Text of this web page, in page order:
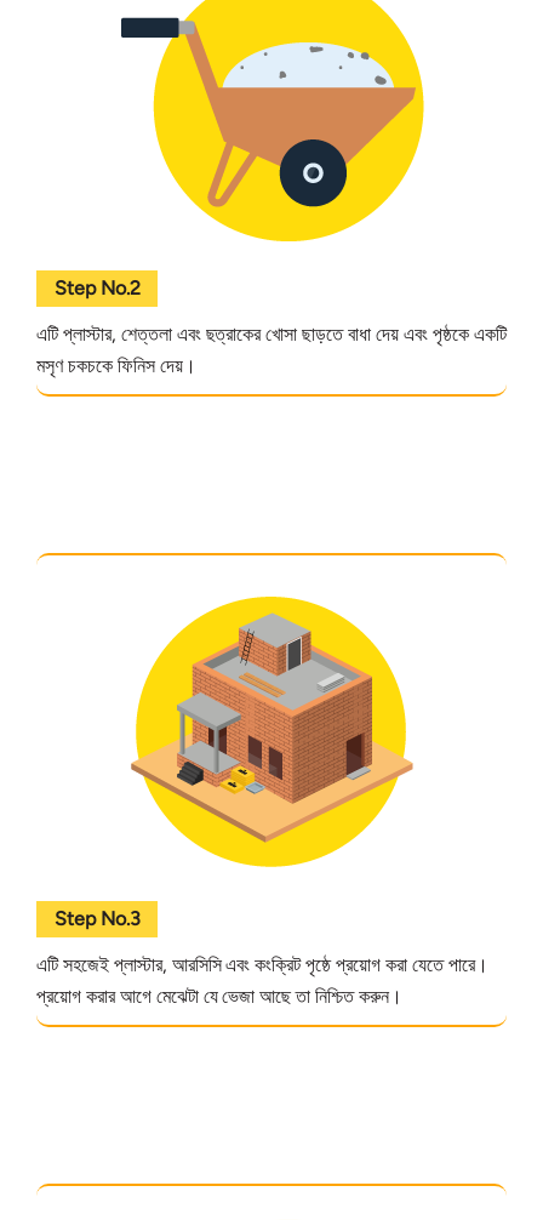
Step No.2
এটি প্লাস্টার, শেত্তলা এবং ছত্রাকের খোসা ছাড়তে বাধা দেয় এবং পৃষ্ঠকে একটি
মসৃণ চকচকে ফিনিস দেয়।
Step No.3
এটি সহজেই প্লাস্টার, আরসিসি এবং কংক্রিট পৃষ্ঠে প্রয়োগ করা যেতে পারে।
প্রয়োগ করার আগে মেঝেটা যে ভেজা আছে তা নিশ্চিত করুন।